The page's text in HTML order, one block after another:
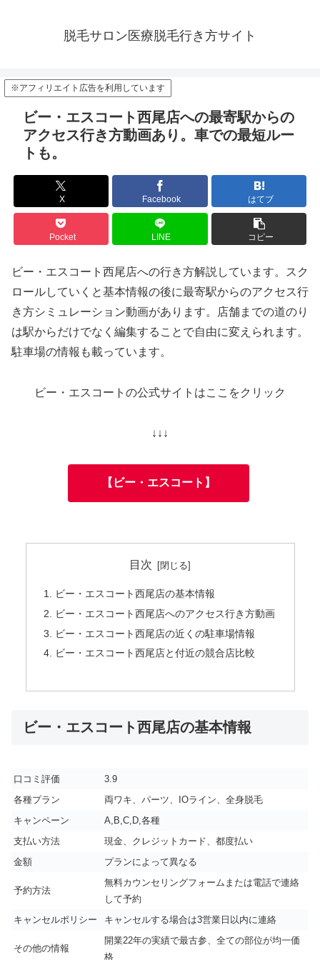
脱毛サロン医療脱毛行き方サイト
※アフィリエイト広告を利用しています
ビー・エスコート西尾店への最寄駅からの
アクセス行き方動画あり。車での最短ルー
トも。
X Facebook はてブ
Pocket LINE コピー
ビー・エスコート西尾店への行き方解説しています。スク
ロールしていくと基本情報の後に最寄駅からのアクセス行
き方シミュレーション動画があります。店舗までの道のり
は駅からだけでなく編集することで自由に変えられます。
駐車場の情報も載っています。
ビー・エスコートの公式サイトはここをクリック
↓↓↓
【ビー・エスコート】
目次
ビー・エスコート西尾店の基本情報
ビー・エスコート西尾店へのアクセス行き方動画
ビー・エスコート西尾店の近くの駐車場情報
ビー・エスコート西尾店と付近の競合店比較
ビー・エスコート西尾店の基本情報
口コミ評価
3.9
各種プラン
両ワキ、パーツ、IOライン、全身脱毛
キャンペーン
A,B,C,D,各種
支払い方法
現金、クレジットカード、都度払い
金額
プランによって異なる
予約方法
無料カウンセリングフォームまたは電話で連絡
して予約
キャンセルポリシー
キャンセルする場合は3営業日以内に連絡
その他の情報
開業22年の実績で最古参、全ての部位が均一価
格